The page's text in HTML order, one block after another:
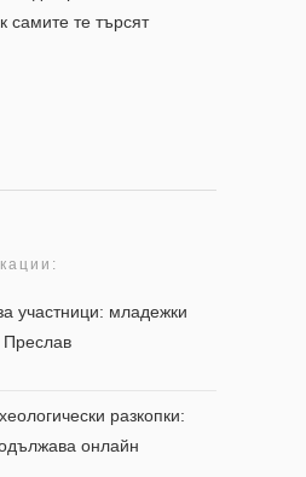
самите те търсят
участници: младежки
разкопки:
онлайн